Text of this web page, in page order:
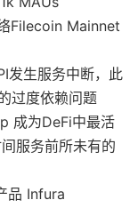
Filecoin Mainnet
发生服务中断，此
过度依赖问题
成为DeFi中最活
服务前所未有的
品 Infura